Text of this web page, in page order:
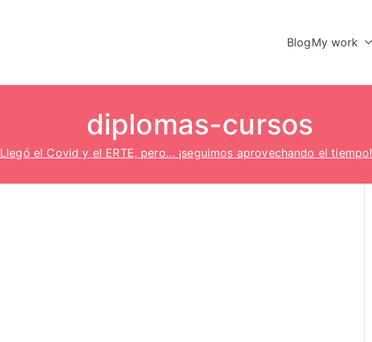
BlogMy work
diplomas-cursos
Llegó el Covid y el ERTE, pero… ¡seguimos aprovechando el tiempo!